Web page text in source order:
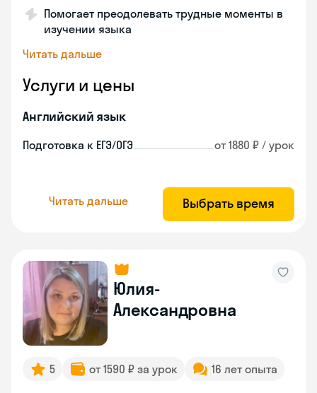
Помогает преодолевать трудные моменты в
изучении языка
Читать дальше
Услуги и цены
Английский язык
Подготовка к ЕГЭ/ОГЭ от 1880 ₽ / урок
Читать дальше Выбрать время
Юлия-
Александровна
5 от 1590 ₽ за урок 16 лет опыта